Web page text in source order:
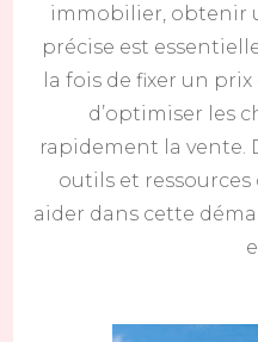
immobilier, obtenir
précise est
la fois de fixer un
d’optimiser les
rapidement la vente.
outils et
aider dans cette